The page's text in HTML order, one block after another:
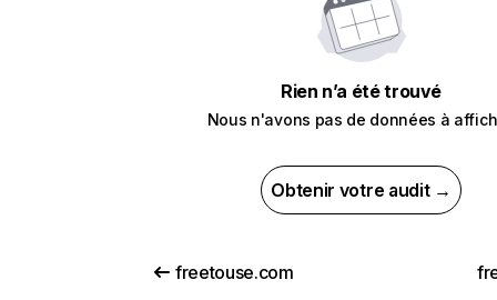
Rien n’a été trouvé
Nous n'avons pas de données à
Obtenir votre audit →
freetouse.com